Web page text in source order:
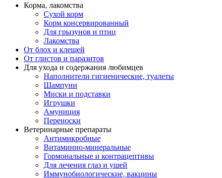
Корма, лакомства
Сухой корм
Корм консервированный
Для грызунов и птиц
Лакомства
От блох и клещей
От глистов и паразитов
Для ухода и содержания любимцев
Наполнители гигиенические, туалеты
Шампуни
Миски и подставки
Игрушки
Амуниция
Переноски
Ветеринарные препараты
Антимикробные
Витаминно-минеральные
Гормональные и контрацептивы
Для лечения глаз и ушей
Иммунобиологические, вакцины